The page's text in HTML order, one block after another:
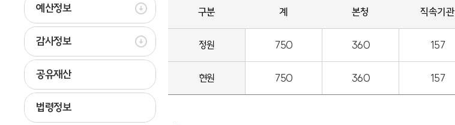
예산정보
감사정보
공유재산
법령정보
구분 계 본청 직속기관
정원 750 360 157
현원 750 360 157